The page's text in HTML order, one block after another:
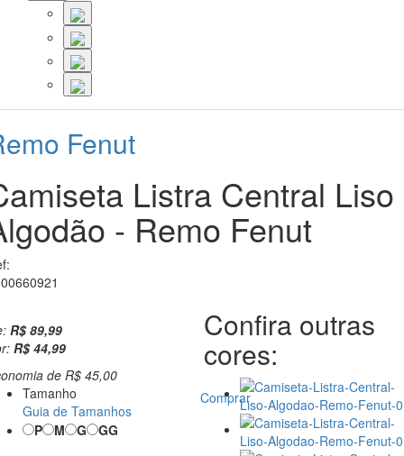
Fenut
Listra Central Liso
- Remo Fenut
R$ 89,99
R$ 44,99
de R$ 45,00
Tamanho
Guia de Tamanhos
P
M G GG
Comprar
Confira outras
cores: